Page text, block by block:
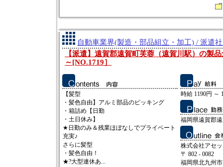
自動車業界(製造・部品組立・加工) / 派遣
【派遣】遠賀郡遠賀町芙蓉（遠賀川駅）の製
～[NO.1719］
【髪型
・髪色自由】アルミ部品のピッキング
・箱詰め【日勤
・土日休み】
★日勤のみ＆残業ほぼなしでプライベート
充実♪
さらに髪型
・髪色自由！
★?大型連休あ...
時給 1190円 ～
福岡県遠賀郡
株式会社アセ
〒 802 - 0082
福岡県北九州